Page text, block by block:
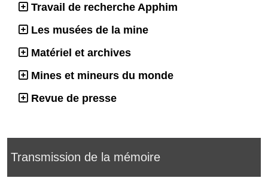
Travail de recherche Apphim
Les musées de la mine
Matériel et archives
Mines et mineurs du monde
Revue de presse
Transmission de la mémoire